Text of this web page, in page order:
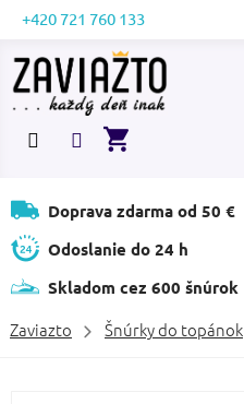
Prejsť
obsah
+420 721 760 133
NÁKUPNÝ
Doprava zdarma od 50 €
Odoslanie do 24 h
Skladom cez 600 šnúrok
Zaviazto Šnúrky do topánok